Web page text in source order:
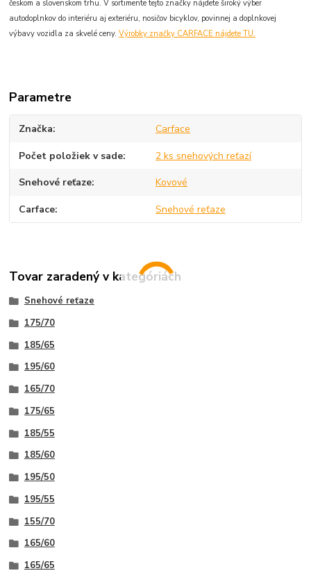
českom a slovenskom trhu. V sortimente tejto značky nájdete široký výber
autodoplnkov do interiéru aj exteriéru, nosičov bicyklov, povinnej a doplnkovej
výbavy vozidla za skvelé ceny.Výrobky značky CARFACE nájdete TU.
Parametre
Značka Carface
Počet položiek v sade 2 ks snehových reťazí
Snehové reťaze Kovové
Carface Snehové reťaze
Tovar zaradený v kategóriách
Snehové reťaze
175/70
185/65
195/60
165/70
175/65
185/55
185/60
195/50
195/55
155/70
165/60
165/65